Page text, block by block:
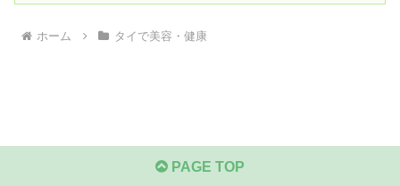
ホーム タイで美容・健康
PAGE TOP